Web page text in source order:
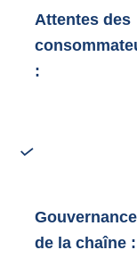
Attentes des
:
Gouvernance
de la chaîne :